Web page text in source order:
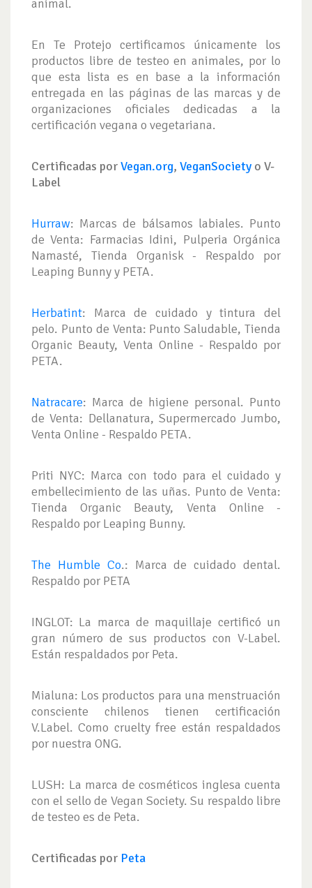
animal.
En Te Protejo certificamos únicamente los
productos libre de testeo en animales, por lo
que esta lista es en base a la información
entregada en las páginas de las marcas y de
organizaciones oficiales dedicadas a la
certificación vegana o vegetariana.
Certificadas porVegan.org, VeganSocietyo V-
Label
Hurraw: Marcas de bálsamos labiales. Punto
de Venta: Farmacias Idini, Pulperia Orgánica
Namasté, Tienda Organisk - Respaldo por
Leaping Bunny y PETA.
Herbatint: Marca de cuidado y tintura del
pelo. Punto de Venta: Punto Saludable, Tienda
Organic Beauty, Venta Online - Respaldo por
PETA.
Natracare: Marca de higiene personal. Punto
de Venta: Dellanatura, Supermercado Jumbo,
Venta Online - Respaldo PETA.
Priti NYC: Marca con todo para el cuidado y
embellecimiento de las uñas. Punto de Venta:
Tienda Organic Beauty, Venta Online -
Respaldo por Leaping Bunny.
The Humble Co.: Marca de cuidado dental.
Respaldo por PETA
INGLOT: La marca de maquillaje certificó un
gran número de sus productos con V-Label.
Están respaldados por Peta.
Mialuna: Los productos para una menstruación
consciente chilenos tienen certificación
V.Label. Como cruelty free están respaldados
por nuestra ONG.
LUSH: La marca de cosméticos inglesa cuenta
con el sello de Vegan Society. Su respaldo libre
de testeo es de Peta.
Certificadas por Peta